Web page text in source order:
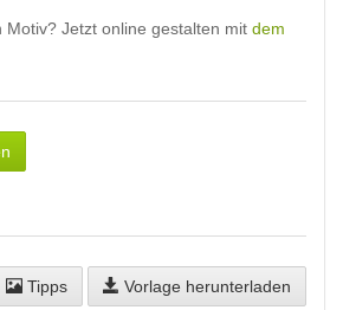
Motiv? Jetzt online gestalten mit dem
Tipps
Vorlage herunterladen